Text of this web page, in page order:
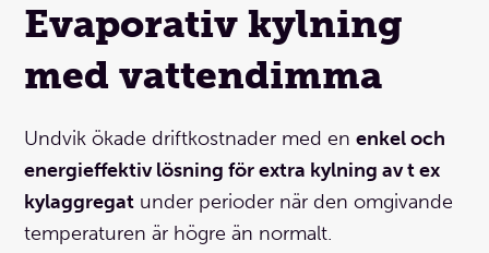
Evaporativ kylning
med vattendimma
Undvik ökade driftkostnader med enenkel och
energieffektiv lösning för extra kylning av t ex
kylaggregat under perioder när den omgivande
temperaturen är högre än normalt.